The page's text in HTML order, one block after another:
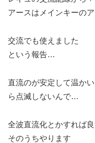
アースはメインキーの
交流でも使えました
という報告…
直流のが安定して温か
ら点滅しないんで…
全波直流化とかすれば
そのうちやります